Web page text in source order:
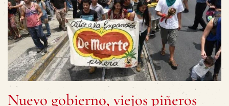
Nuevo gobierno, viejos piñeros